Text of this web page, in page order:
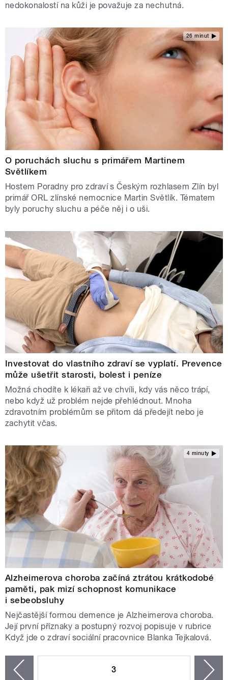
nedokonalostí na kůži je považuje za nechutná.
26 minut
O poruchách sluchu s primářem Martinem
Světlíkem
Hostem Poradny pro zdraví s Českým rozhlasem Zlín byl
primář ORL zlínské nemocnice Martin Světlík. Tématem
byly poruchy sluchu a péče něj i o uši.
Investovat do vlastního zdraví se vyplatí. Prevence
může ušetřit starosti, bolest i peníze
Možná chodíte k lékaři až ve chvíli, kdy vás něco trápí,
nebo když už problém nejde přehlédnout. Mnoha
zdravotním problémům se přitom dá předejít nebo je
zachytit včas.
4 minuty
Alzheimerova choroba začíná ztrátou krátkodobé
paměti, pak mizí schopnost komunikace
i sebeobsluhy
Nejčastější formou demence je Alzheimerova choroba.
Její první příznaky a postupný rozvoj popisuje v rubrice
Když jde o zdraví sociální pracovnice Blanka Tejkalová.
3